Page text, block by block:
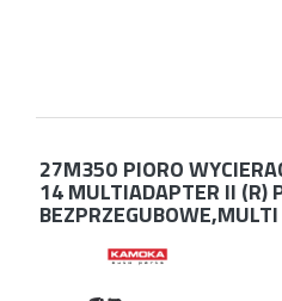
27M350 PIORO
14 MULTIADAPTER II (R)